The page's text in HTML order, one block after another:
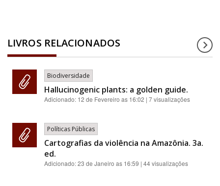
LIVROS RELACIONADOS
Biodiversidade
Hallucinogenic plants: a golden guide.
Adicionado: 12 de Fevereiro as 16:02 | 7 visualizações
Políticas Públicas
Cartografias da violência na Amazônia. 3a.
ed.
Adicionado:23 de Janeiro as 16:59 | 44 visualizações